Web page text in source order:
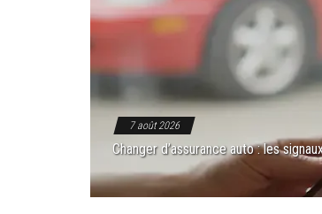
7 août 2026
Changer d’assurance auto : les